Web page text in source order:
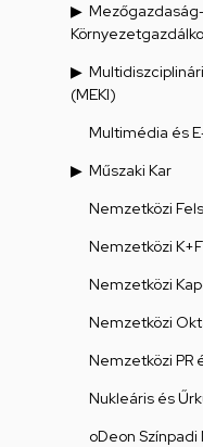
(MEKI)
Multimédia és
Műszaki Kar
Nemzetközi
Nemzetközi
Nemzetközi
Nemzetközi
Nemzetközi PR
Nukleáris és
oDeon